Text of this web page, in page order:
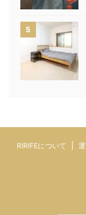
5
RIRIFEについて